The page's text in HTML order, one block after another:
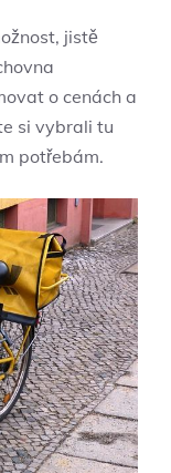
jistě
o cenách a
si vybrali tu
potřebám.